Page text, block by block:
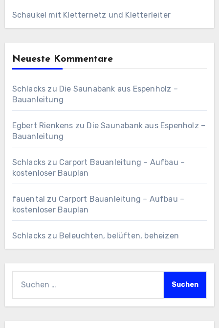
Schaukel mit Kletternetz und Kletterleiter
Neueste Kommentare
Schlacks zu Die Saunabank aus Espenholz –
Bauanleitung
Egbert Rienkens zu Die Saunabank aus Espenholz –
Bauanleitung
Schlacks zu Carport Bauanleitung – Aufbau –
kostenloser Bauplan
fauental zu Carport Bauanleitung – Aufbau –
kostenloser Bauplan
Schlacks zu Beleuchten, belüften, beheizen
nach: